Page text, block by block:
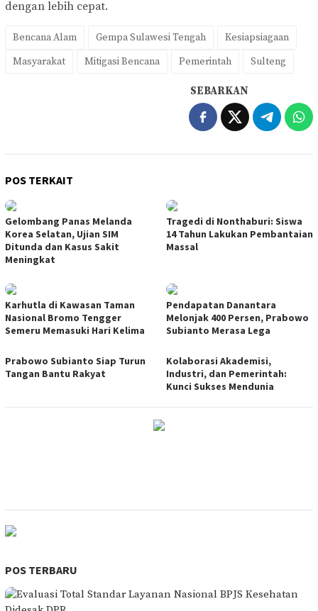
dengan lebih cepat.
Bencana Alam Gempa Sulawesi Tengah
Kesiapsiagaan
Masyarakat
Mitigasi Bencana Pemerintah Sulteng
SEBARKAN
POS TERKAIT
Gelombang Panas Melanda
Korea Selatan, Ujian SIM
Ditunda dan Kasus Sakit
Meningkat
Tragedi di Nonthaburi: Siswa
14 Tahun Lakukan Pembantaian
Massal
Karhutla di Kawasan Taman
Nasional Bromo Tengger
Semeru Memasuki Hari Kelima
Pendapatan Danantara
Melonjak 400 Persen, Prabowo
Subianto Merasa Lega
Prabowo Subianto Siap Turun
Tangan Bantu Rakyat
Kolaborasi Akademisi,
Industri, dan Pemerintah:
Kunci Sukses Mendunia
POS TERBARU